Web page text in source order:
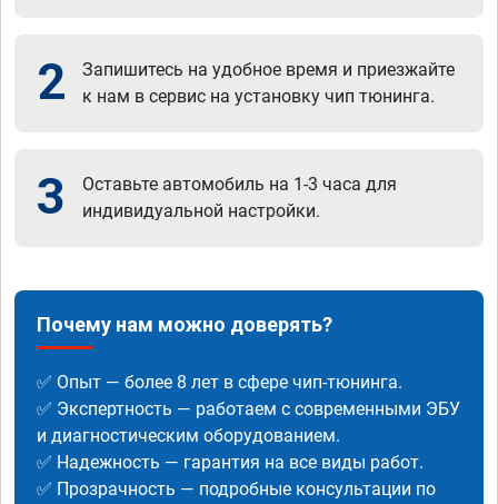
2
Запишитесь на удобное время и приезжайте
к нам в сервис на установку чип тюнинга.
3
Оставьте автомобиль на 1-3 часа для
индивидуальной настройки.
Почему нам можно доверять?
✅ Опыт — более 8 лет в сфере чип-тюнинга.
✅ Экспертность — работаем с современными ЭБУ
и диагностическим оборудованием.
✅ Надежность — гарантия на все виды работ.
✅ Прозрачность — подробные консультации по